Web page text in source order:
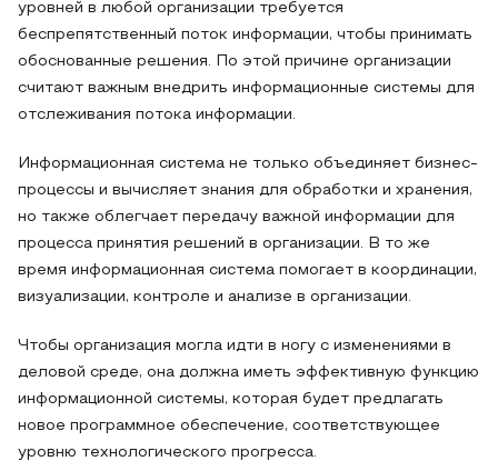
уровней в любой организации требуется
беспрепятственный поток информации, чтобы принимать
обоснованные решения. По этой причине организации
считают важным внедрить информационные системы для
отслеживания потока информации.
Информационная система не только объединяет бизнес-
процессы и вычисляет знания для обработки и хранения,
но также облегчает передачу важной информации для
процесса принятия решений в организации. В то же
время информационная система помогает в координации,
визуализации, контроле и анализе в организации.
Чтобы организация могла идти в ногу с изменениями в
деловой среде, она должна иметь эффективную функцию
информационной системы, которая будет предлагать
новое программное обеспечение, соответствующее
уровню технологического прогресса.